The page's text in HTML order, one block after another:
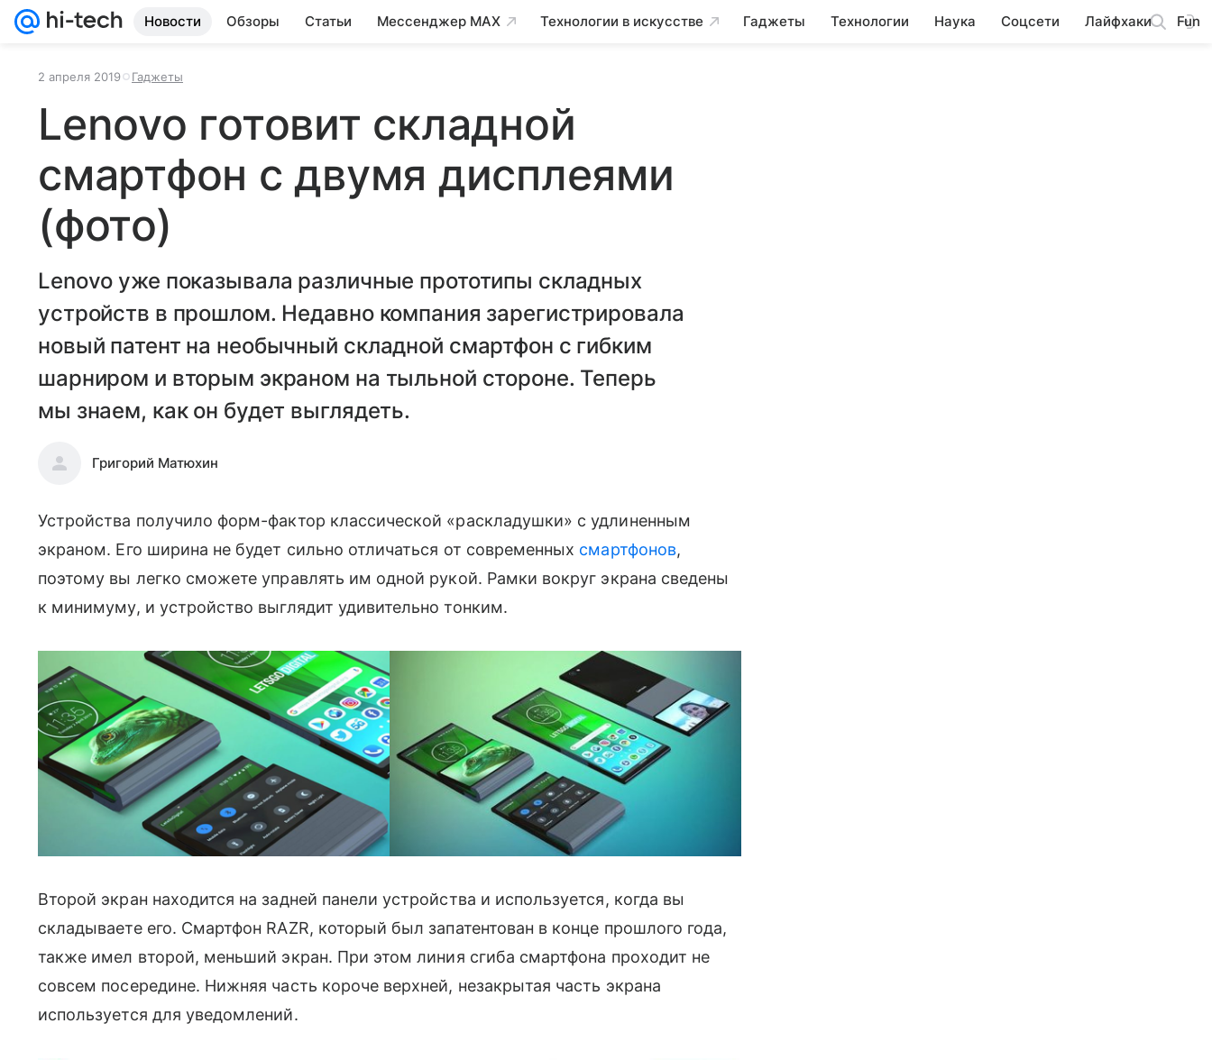
Новости Обзоры Статьи Мессенджер MAX Технологии в искусстве Гаджеты Технологии Наука Соцсети Лайфхаки Fun
2 апреля 2019 Гаджеты
Lenovo готовит складной
смартфон с двумя дисплеями
(фото)
Lenovo уже показывала различные прототипы складных
устройств в прошлом. Недавно компания зарегистрировала
новый патент на необычный складной смартфон с гибким
шарниром и вторым экраном на тыльной стороне. Теперь
мы знаем, как он будет выглядеть.
Григорий Матюхин
Устройства получило форм-фактор классической «раскладушки» с удлиненным
экраном. Его ширина не будет сильно отличаться от современных смартфонов,
поэтому вы легко сможете управлять им одной рукой. Рамки вокруг экрана сведены
к минимуму, и устройство выглядит удивительно тонким.
Второй экран находится на задней панели устройства и используется, когда вы
складываете его. Смартфон RAZR, который был запатентован в конце прошлого года,
также имел второй, меньший экран. При этом линия сгиба смартфона проходит не
совсем посередине. Нижняя часть короче верхней, незакрытая часть экрана
используется для уведомлений.